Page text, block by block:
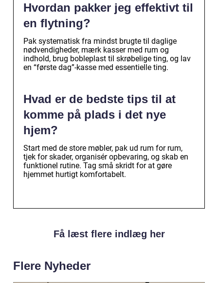
Hvordan pakker jeg effektivt til
en flytning?
Pak systematisk fra mindst brugte til daglige
nødvendigheder, mærk kasser med rum og
indhold, brug bobleplast til skrøbelige ting, og lav
en “første dag”-kasse med essentielle ting.
Hvad er de bedste tips til at
komme på plads i det nye
hjem?
Start med de store møbler, pak ud rum for rum,
tjek for skader, organisér opbevaring, og skab en
funktionel rutine. Tag små skridt for at gøre
hjemmet hurtigt komfortabelt.
Få læst flere indlæg her
Flere Nyheder